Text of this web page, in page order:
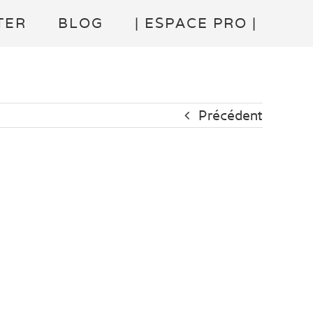
BLOG | ESPACE PRO |
Précédent